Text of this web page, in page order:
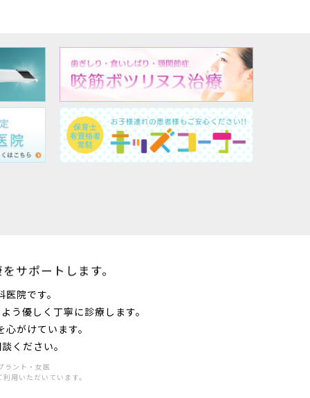
サポートします。
院です。
う優しく丁寧に診療します。
がけています。
ください。
ラント・女医
用いただいています。